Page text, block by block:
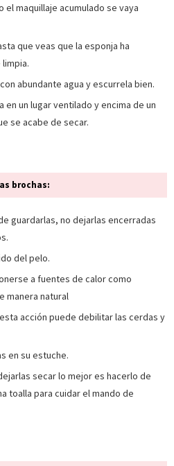
el maquillaje acumulado se vaya
que veas que la esponja ha
abundante agua y escurrela bien.
en un lugar ventilado y encima de un
se acabe de secar.
brochas:
guardarlas, no dejarlas encerradas
del pelo.
a fuentes de calor como
manera natural
acción puede debilitar las cerdas y
en su estuche.
secar lo mejor es hacerlo de
toalla para cuidar el mando de